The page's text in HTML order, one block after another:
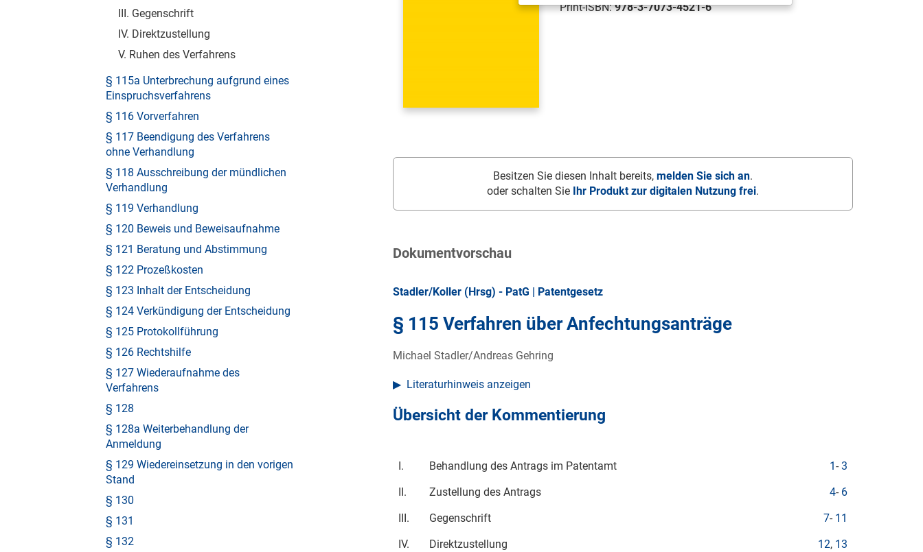
III. Gegenschrift
IV. Direktzustellung
V. Ruhen des Verfahrens
§ 115a Unterbrechung aufgrund eines
Einspruchsverfahrens
§ 116 Vorverfahren
§ 117 Beendigung des Verfahrens
ohne Verhandlung
§ 118 Ausschreibung der mündlichen
Verhandlung
§ 119 Verhandlung
§ 120 Beweis und Beweisaufnahme
§ 121 Beratung und Abstimmung
§ 122 Prozeßkosten
§ 123 Inhalt der Entscheidung
§ 124 Verkündigung der Entscheidung
§ 125 Protokollführung
§ 126 Rechtshilfe
§ 127 Wiederaufnahme des
Verfahrens
§ 128
§ 128a Weiterbehandlung der
Anmeldung
§ 129 Wiedereinsetzung in den vorigen
Stand
§ 130
§ 131
§ 132
Print-ISBN:978-3-7073-4521-6
Besitzen Sie diesen Inhalt bereits, melden Sie sich an.
oder schalten Sie
Ihr Produkt zur digitalen Nutzung frei.
Dokumentvorschau
Stadler/Koller (Hrsg) - PatG | Patentgesetz
§ 115 Verfahren über Anfechtungsanträge
Michael Stadler/Andreas Gehring
Literaturhinweis anzeigen
Übersicht der Kommentierung
I. Behandlung des Antrags im Patentamt 1 - 3
II.
Zustellung des Antrags 4- 6
III.
Gegenschrift 7- 11
IV.
Direktzustellung 12, 13